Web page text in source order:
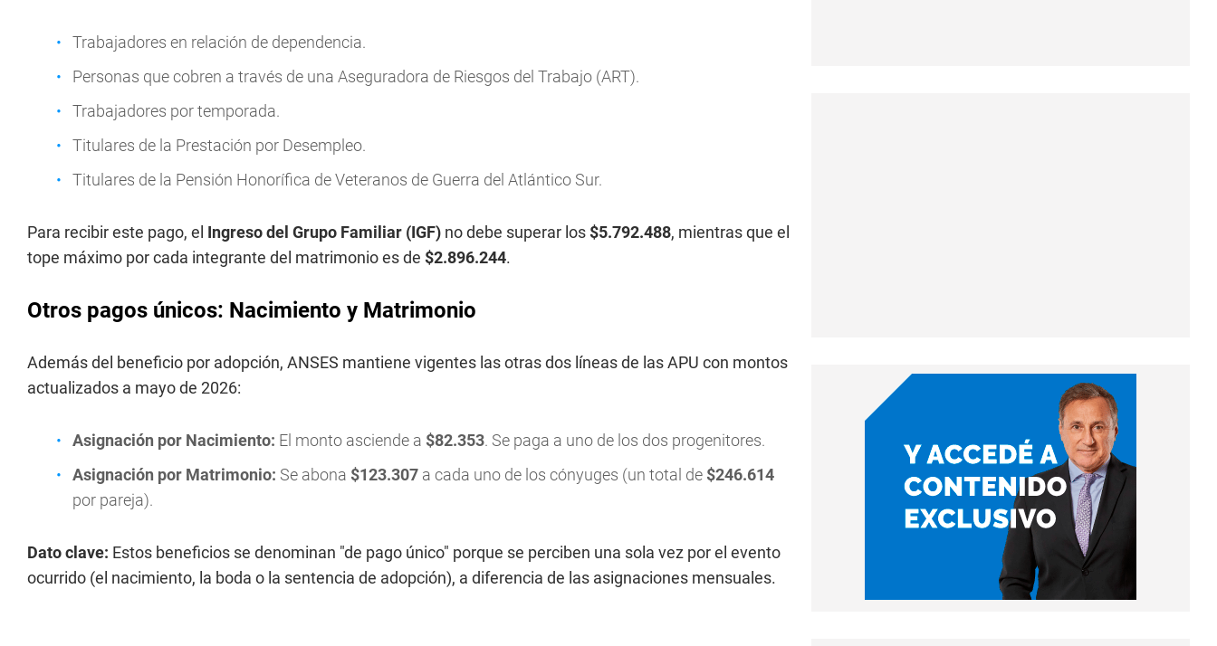
Trabajadores en relación de dependencia.
Personas que cobren a través de una Aseguradora de Riesgos del Trabajo (ART).
Trabajadores por temporada.
Titulares de la Prestación por Desempleo.
Titulares de la Pensión Honorífica de Veteranos de Guerra del Atlántico Sur.
Para recibir este pago, el Ingreso del Grupo Familiar (IGF) no debe superar los $5.792.488, mientras que el
tope máximo por cada integrante del matrimonio es de $2.896.244.
Otros pagos únicos: Nacimiento y Matrimonio
Además del beneficio por adopción, ANSES mantiene vigentes las otras dos líneas de las APU con montos
actualizados a mayo de 2026:
Asignación por Nacimiento: El monto asciende a $82.353. Se paga a uno de los dos progenitores.
Asignación por Matrimonio: Se abona $123.307 a cada uno de los cónyuges (un total de $246.614
por pareja).
Dato clave: Estos beneficios se denominan "de pago único" porque se perciben una sola vez por el evento
ocurrido (el nacimiento, la boda o la sentencia de adopción), a diferencia de las asignaciones mensuales.